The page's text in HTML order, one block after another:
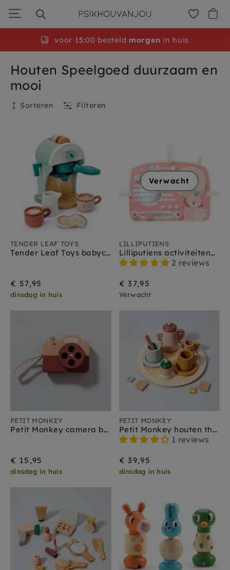
door
naar
Houten Speelgoed duurzaam en
mooi
Sorteren Filteren
Filteren
TENDER LEAF TOYS
Tender Leaf Toys babyccino maker 3jr+
€ 57,95
dinsdag in huis
Verwacht
LILLIPUTIENS
Lilliputiens activiteitenpaneel Radio 9 m+
2 reviews
€ 37,95
Verwacht
PETIT MONKEY
Petit Monkey camera bruin 3jr+
€ 15,95
dinsdag in huis
PETIT MONKEY
Petit Monkey houten theeservies 3jr+
1 reviews
€ 39,95
dinsdag in huis
Gratispersoonlijke cadeauservice
voor 15:00 besteld morgen in huis